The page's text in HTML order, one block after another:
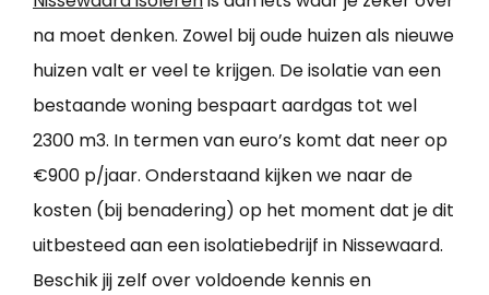
na moet denken. Zowel bij oude huizen als nieuwe
huizen valt er veel te krijgen. De isolatie van een
bestaande woning bespaart aardgas tot wel
2300 m3. In termen van euro’s komt dat neer op
€900 p/jaar. Onderstaand kijken we naar de
kosten (bij benadering) op het moment dat je dit
uitbesteed aan een isolatiebedrijf in Nissewaard.
Beschik jij zelf over voldoende kennis en